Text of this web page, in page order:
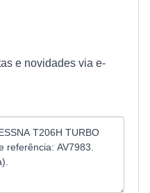
e novidades via e-